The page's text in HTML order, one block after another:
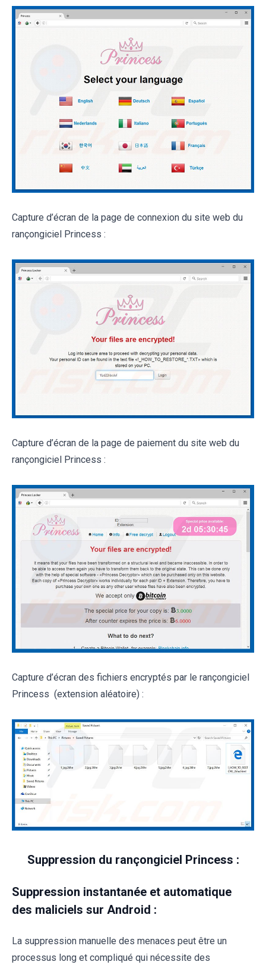
Capture d’écran de la page de connexion du site web du
rançongiciel Princess :
Capture d’écran de la page de paiement du site web du
rançongiciel Princess :
Capture d’écran des fichiers encryptés par le rançongiciel
Princess (extension aléatoire) :
Suppression du rançongiciel Princess :
Suppression instantanée et automatique
des maliciels sur Android :
La suppression manuelle des menaces peut être un
processus long et compliqué qui nécessite des